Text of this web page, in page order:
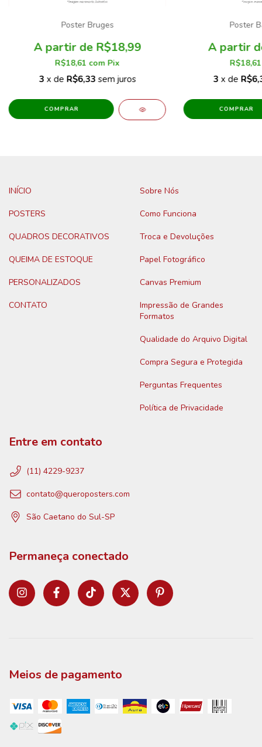
Poster Bruges
R$18,99
R$18,61 com Pix
3 x de R$6,33 sem juros
COMPRAR
Poster
3 x de
COMPRAR
INÍCIO
POSTERS
QUADROS DECORATIVOS
QUEIMA DE ESTOQUE
PERSONALIZADOS
CONTATO
Sobre Nós
Como Funciona
Troca e Devoluções
Papel Fotográfico
Canvas Premium
Impressão de Grandes
Formatos
Qualidade do Arquivo Digital
Compra Segura e Protegida
Perguntas Frequentes
Política de Privacidade
Entre em contato
(11) 4229-9237
contato@queroposters.com
São Caetano do Sul-SP
Permaneça conectado
Meios de pagamento